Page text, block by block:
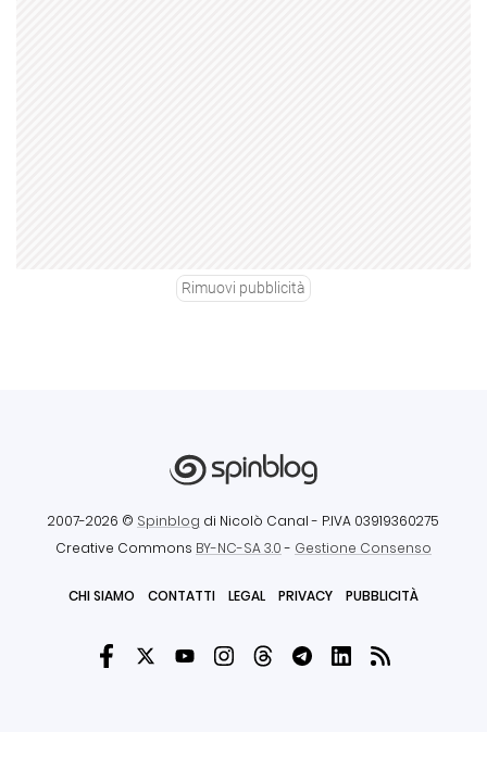
Rimuovi pubblicità
2007-2026 © Spinblog di Nicolò Canal - P.IVA 03919360275
Creative Commons BY-NC-SA 3.0- Gestione Consenso
CHI SIAMO CONTATTI LEGAL PRIVACY PUBBLICITÀ